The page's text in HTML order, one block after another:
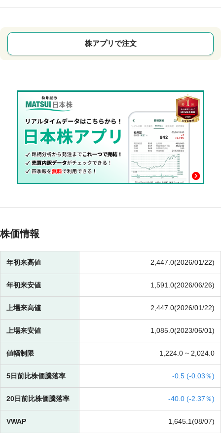
株アプリで注文
株価情報
年初来高値 2,447.0(2026/01/22)
年初来安値 1,591.0(2026/06/26)
上場来高値 2,447.0(2026/01/22)
上場来安値 1,085.0(2023/06/01)
値幅制限 1,224.0 ~ 2,024.0
5日前比株価騰落率 -0.5 (-0.03％)
20日前比株価騰落率 -40.0 (-2.37％)
VWAP 1,645.1(08/07)